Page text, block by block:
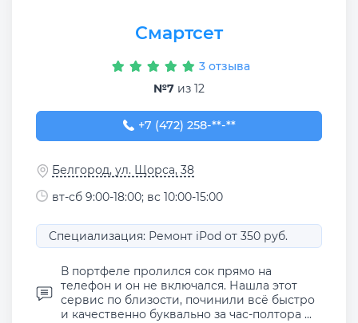
Смартсет
3 отзыва
№7 из 12
+7 (472) 258-59-58
+7 (472) 258-**-**
Белгород, ул. Щорса, 38
вт-сб 9:00-18:00; вс 10:00-15:00
Специализация: Ремонт iPod от 350 руб.
В портфеле пролился сок прямо на
телефон и он не включался. Нашла этот
сервис по близости, починили всё быстро
и качественно буквально за час-полтора ...